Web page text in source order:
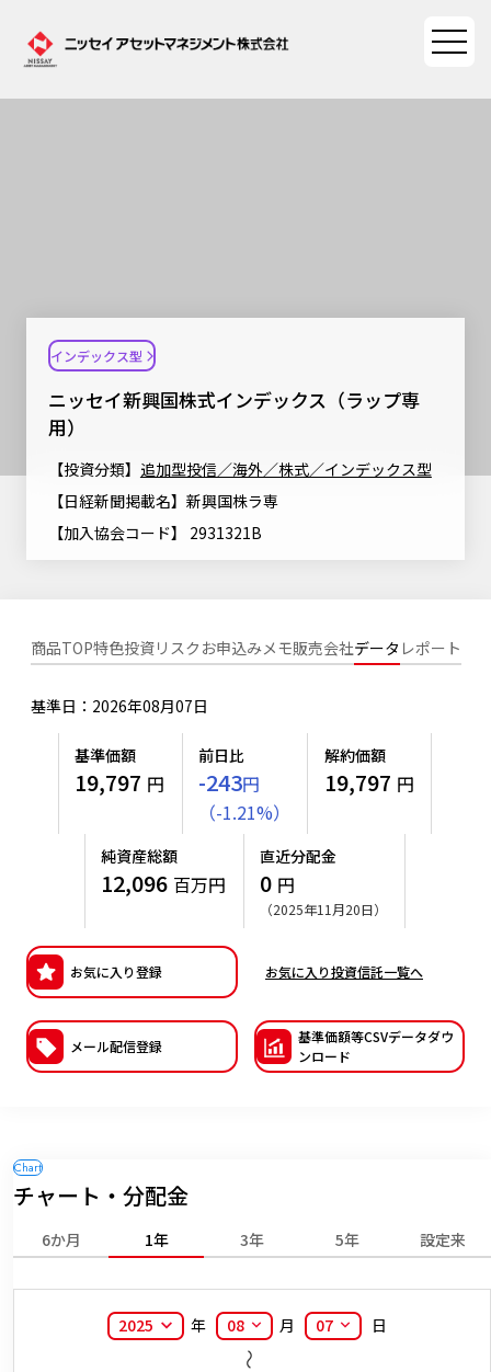
ファンド検索
ファンド比較
決算カレンダー
海外休日カレンダー
投資信託新商品のご案内
投資信託償還商品のご案内
有価証券届出書の効力の発生の有無について
こだわりのインデックスファンド 購入・換金手数料なしシ
確定拠出年金について
確定拠出年金での商品の選び方について
マーケット指数
マーケットレポート
大関 洋の「十字路」
ファンドレポート
資産形成ポータルTOP
資産形成サービス
Nダイレクト
Goal Navi
NAMシティ
投資の教室
サステナビリティ
サステナビリティTOP
サステナビリティ経営
SDGsとは？
ニッセイアセットの重要課題
サステナビリティへの取り組み
サステナビリティレポート
日本版スチュワードシップ・コードへの対応
ニッセイアセットについて
ニッセイアセットについてTOP
受賞歴
方針・その他開示情報
採用情報
公式キャラクターのご紹介
最新情報
ニッセイ新興国株式インデックス（ラップ専
用）
インデックス型
【投資分類】 追加型投信／海外／株式／インデックス型
【日経新聞掲載名】新興国株ラ専
【加入協会コード】 2931321B
商品TOP特色投資リスク お申込みメモ販売会社データ レポート
基準日：2026年08月07日
基準価額
19,797 円
前日比
-243円
（-1.21%）
解約価額
19,797 円
純資産総額
12,096 百万円
直近分配金
0 円
（2025年11月20日）
お気に入り登録 お気に入り投資信託一覧へ
メール配信登録
基準価額等CSVデータダウ
ンロード
チャート・分配金
6か月 1年 3年 5年 設定来
2025 年 08 月 07 日